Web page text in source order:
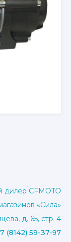
дилер CFMOTO
«Сила»
д. 65, стр. 4
(8142) 59-37-97